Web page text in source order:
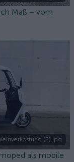
Maß – vom
(2).jpg
als mobile